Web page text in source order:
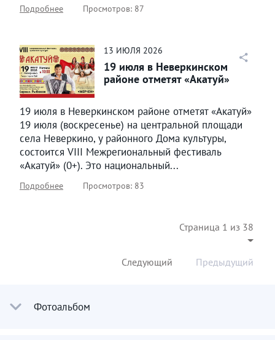
Подробнее Просмотров: 87
13 ИЮЛЯ 2026
19 июля в Неверкинском
районе отметят «Акатуй»
19 июля в Неверкинском районе отметят «Акатуй»
19 июля (воскресенье) на центральной площади
села Неверкино, у районного Дома культуры,
состоится VIII Межрегиональный фестиваль
«Акатуй» (0+). Это национальный...
Подробнее Просмотров: 83
Страница 1 из 38
Предыдущий
Следующий
Фотоальбом